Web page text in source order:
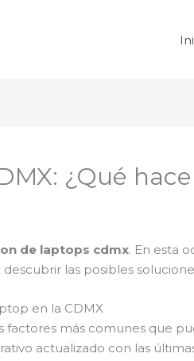
¿Qué
de laptops cdmx. En esta
las posibles
en la CDMX
factores más comunes que
actualizado con las